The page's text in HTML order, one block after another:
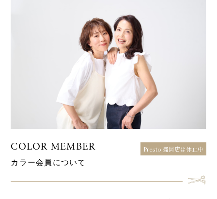
COLOR MEMBER
カラー会員について
Presto 盛岡店は休止中